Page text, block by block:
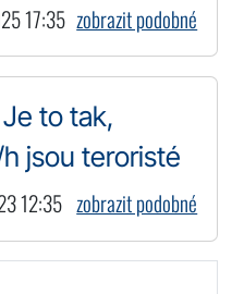
17:35 zobrazit podobné
to tak,
jsou teroristé
12:35 zobrazit podobné